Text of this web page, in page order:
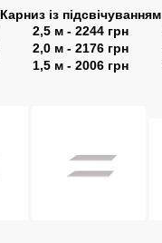
Карниз із підсвічуванням
2,5 м - 2244 грн
2,0 м - 2176 грн
1,5 м - 2006 грн